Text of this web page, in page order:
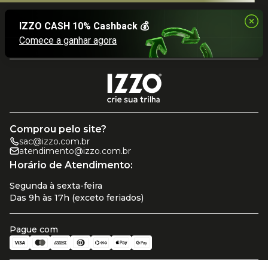
Comprou pelo site?
sac@izzo.com.br
atendimento@izzo.com.br
Horário de Atendimento:
Segunda à sexta-feira
Das 9h às 17h (exceto feriados)
Pague com